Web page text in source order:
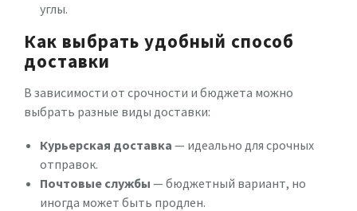
углы.
Как выбрать удобный способ
доставки
В зависимости от срочности и бюджета можно
выбрать разные виды доставки:
Курьерская доставка — идеально для срочных
отправок.
Почтовые службы — бюджетный вариант, но
иногда может быть продлен.